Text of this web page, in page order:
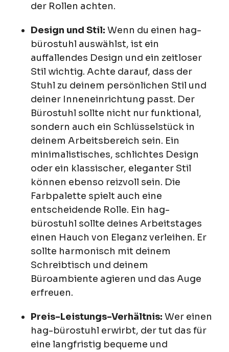
der Rollen achten.
Design und Stil: Wenn du einen hag-
bürostuhl auswählst, ist ein
auffallendes Design und ein zeitloser
Stil wichtig. Achte darauf, dass der
Stuhl zu deinem persönlichen Stil und
deiner Inneneinrichtung passt. Der
Bürostuhl sollte nicht nur funktional,
sondern auch ein Schlüsselstück in
deinem Arbeitsbereich sein. Ein
minimalistisches, schlichtes Design
oder ein klassischer, eleganter Stil
können ebenso reizvoll sein. Die
Farbpalette spielt auch eine
entscheidende Rolle. Ein hag-
bürostuhl sollte deines Arbeitstages
einen Hauch von Eleganz verleihen. Er
sollte harmonisch mit deinem
Schreibtisch und deinem
Büroambiente agieren und das Auge
erfreuen.
Preis-Leistungs-Verhältnis: Wer einen
hag-bürostuhl erwirbt, der tut das für
eine langfristig bequeme und